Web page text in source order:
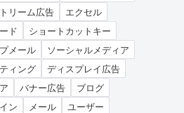
リーム広告
エクセル
ド
ショートカットキー
メール
ソーシャルメディア
ィング
ディスプレイ広告
バナー広告
ブログ
ン
メール
ユーザー